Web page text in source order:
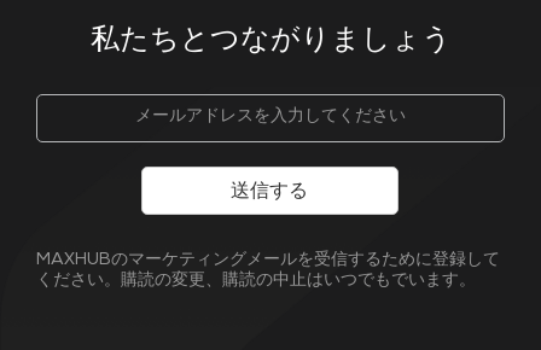
私たちとつながりましょう
送信する
MAXHUBのマーケティングメールを受信するために登録して
ください。購読の変更、購読の中止はいつでもでいます。